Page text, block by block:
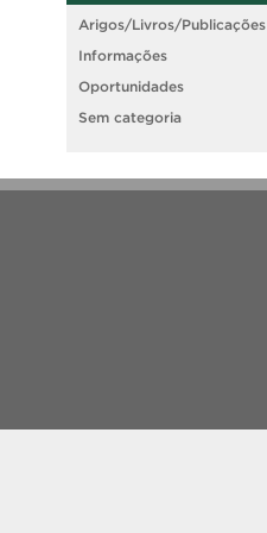
Arigos/Livros/Publicações
Informações
Oportunidades
Sem categoria